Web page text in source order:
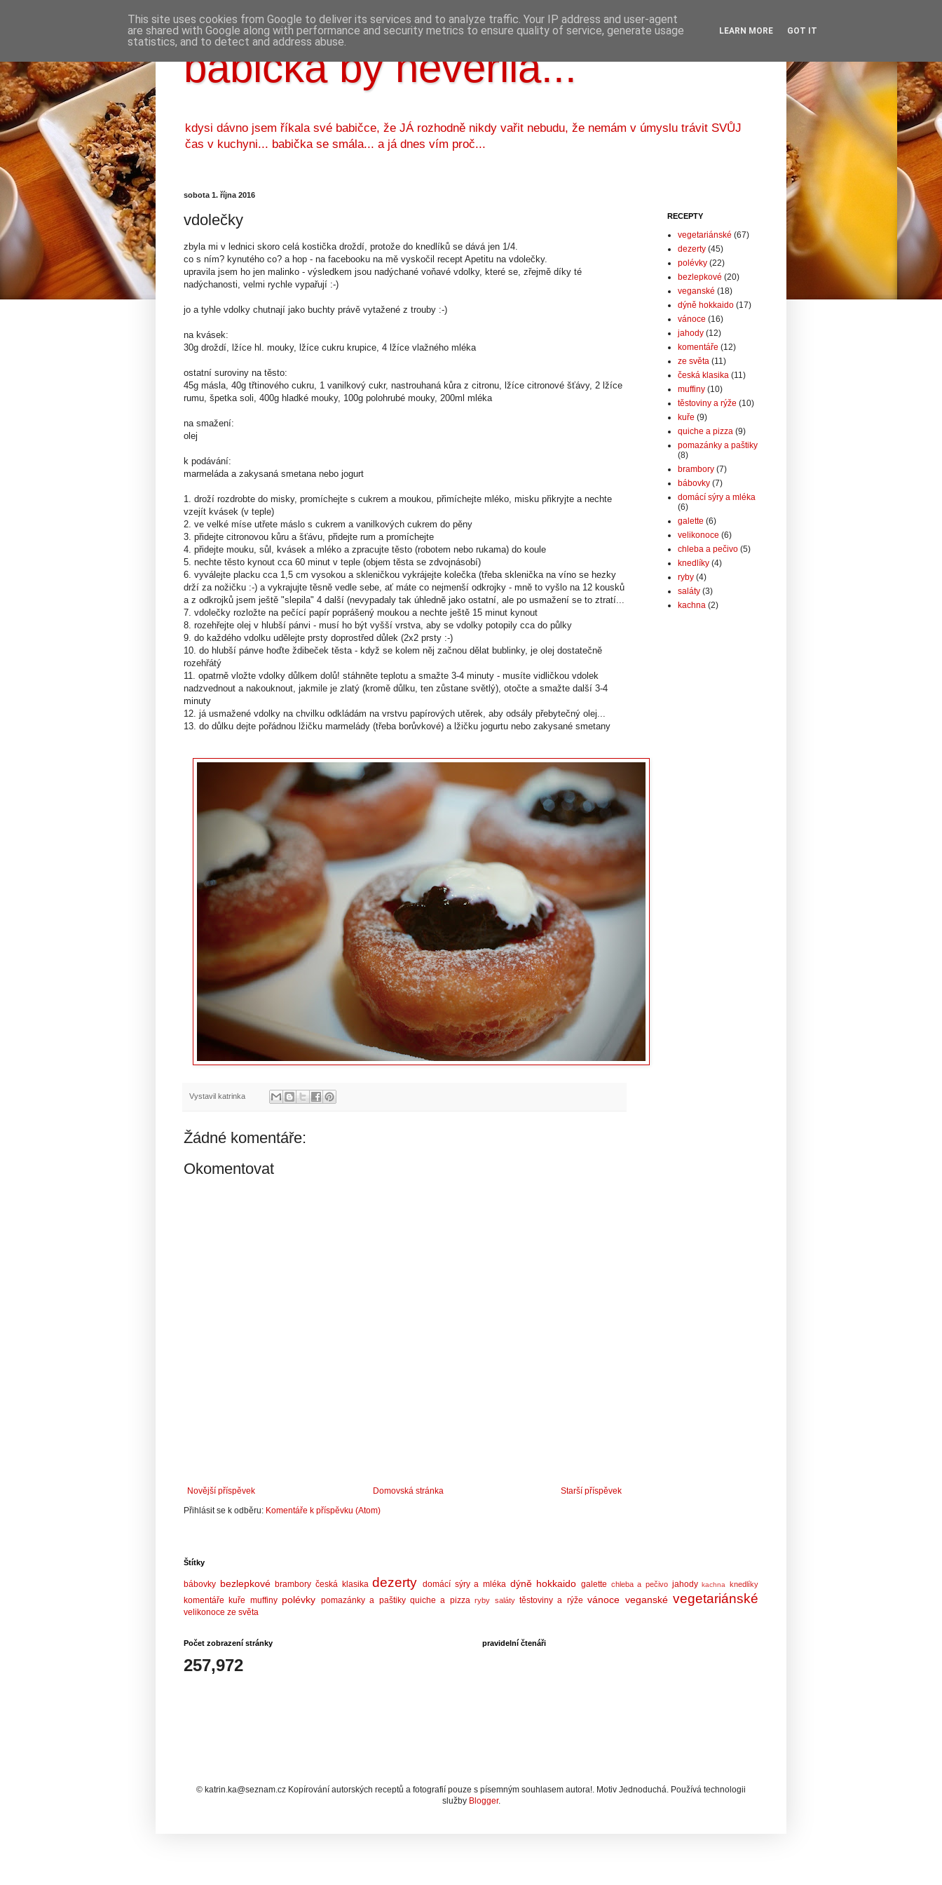
babička by nevěřila...
kdysi dávno jsem říkala své babičce, že JÁ rozhodně nikdy vařit nebudu, že nemám v úmyslu trávit SVŮJ
čas v kuchyni... babička se smála... a já dnes vím proč...
sobota 1. října 2016
vdolečky
zbyla mi v lednici skoro celá kostička droždí, protože do knedlíků se dává jen 1/4.
co s ním? kynutého co? a hop - na facebooku na mě vyskočil recept Apetitu na vdolečky.
upravila jsem ho jen malinko - výsledkem jsou nadýchané voňavé vdolky, které se, zřejmě díky té
nadýchanosti, velmi rychle vypařují :-)
jo a tyhle vdolky chutnají jako buchty právě vytažené z trouby :-)
na kvásek:
30g droždí, lžíce hl. mouky, lžíce cukru krupice, 4 lžíce vlažného mléka
ostatní suroviny na těsto:
45g másla, 40g třtinového cukru, 1 vanilkový cukr, nastrouhaná kůra z citronu, lžíce citronové šťávy, 2 lžíce
rumu, špetka soli, 400g hladké mouky, 100g polohrubé mouky, 200ml mléka
na smažení:
olej
k podávání:
marmeláda a zakysaná smetana nebo jogurt
1. droží rozdrobte do misky, promíchejte s cukrem a moukou, přimíchejte mléko, misku přikryjte a nechte
vzejít kvásek (v teple)
2. ve velké míse utřete máslo s cukrem a vanilkových cukrem do pěny
3. přidejte citronovou kůru a šťávu, přidejte rum a promíchejte
4. přidejte mouku, sůl, kvásek a mléko a zpracujte těsto (robotem nebo rukama) do koule
5. nechte těsto kynout cca 60 minut v teple (objem těsta se zdvojnásobí)
6. vyválejte placku cca 1,5 cm vysokou a skleničkou vykrájejte kolečka (třeba sklenička na víno se hezky
drží za nožičku :-) a vykrajujte těsně vedle sebe, ať máte co nejmenší odkrojky - mně to vyšlo na 12 kousků
a z odkrojků jsem ještě "slepila" 4 další (nevypadaly tak úhledně jako ostatní, ale po usmažení se to ztratí...
7. vdolečky rozložte na pečící papír poprášený moukou a nechte ještě 15 minut kynout
8. rozehřejte olej v hlubší pánvi - musí ho být vyšší vrstva, aby se vdolky potopily cca do půlky
9. do každého vdolku udělejte prsty doprostřed důlek (2x2 prsty :-)
10. do hlubší pánve hoďte ždibeček těsta - když se kolem něj začnou dělat bublinky, je olej dostatečně
rozehřátý
11. opatrně vložte vdolky důlkem dolů! stáhněte teplotu a smažte 3-4 minuty - musíte vidličkou vdolek
nadzvednout a nakouknout, jakmile je zlatý (kromě důlku, ten zůstane světlý), otočte a smažte další 3-4
minuty
12. já usmažené vdolky na chvilku odkládám na vrstvu papírových utěrek, aby odsály přebytečný olej...
13. do důlku dejte pořádnou lžičku marmelády (třeba borůvkové) a lžičku jogurtu nebo zakysané smetany
Vystavil katrinka
Žádné komentáře:
Okomentovat
Novější příspěvek Starší příspěvek
Domovská stránka
Přihlásit se k odběru: Komentáře k příspěvku (Atom)
RECEPTY
vegetariánské (67)
dezerty (45)
polévky (22)
bezlepkové (20)
veganské (18)
dýně hokkaido (17)
vánoce (16)
jahody (12)
komentáře (12)
ze světa (11)
česká klasika (11)
muffiny (10)
těstoviny a rýže (10)
kuře (9)
quiche a pizza (9)
pomazánky a paštiky
(8)
brambory (7)
bábovky (7)
domácí sýry a mléka
(6)
galette (6)
velikonoce (6)
chleba a pečivo (5)
knedlíky (4)
ryby (4)
saláty (3)
kachna (2)
Štítky
bábovky bezlepkové brambory česká klasika dezerty domácí sýry a mléka dýně hokkaido galette chleba a pečivo jahody kachna knedlíky
komentáře kuře muffiny polévky pomazánky a paštiky quiche a pizza ryby saláty těstoviny a rýže vánoce veganské vegetariánské
velikonoce ze světa
Počet zobrazení stránky
257,972
pravidelní čtenáři
© katrin.ka@seznam.cz Kopírování autorských receptů a fotografií pouze s písemným souhlasem autora!. Motiv Jednoduchá. Používá technologii
služby Blogger.
This site uses cookies from Google to deliver its services and to analyze traffic. Your IP address and user-agent
are shared with Google along with performance and security metrics to ensure quality of service, generate usage
statistics, and to detect and address abuse.
LEARN MORE GOT IT